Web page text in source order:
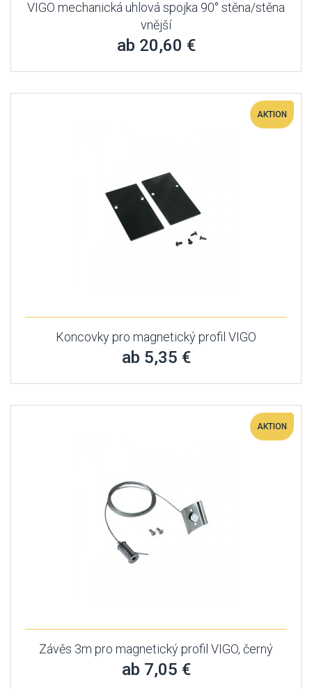
VIGO mechanická uhlová spojka 90° stěna/stěna
vnější
ab 20,60 €
AKTION
Koncovky pro magnetický profil VIGO
ab 5,35 €
AKTION
Závěs 3m pro magnetický profil VIGO, černý
ab 7,05 €